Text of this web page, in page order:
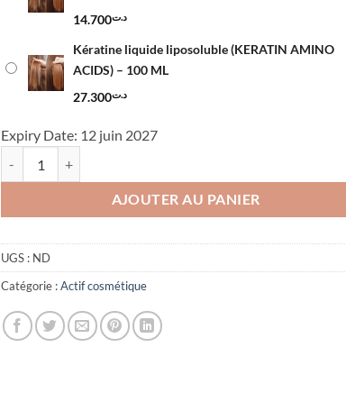
د.ت14.700
Kératine liquide liposoluble (KERATIN AMINO
ACIDS) – 100 ML
د.ت27.300
Expiry Date: 12 juin 2027
AJOUTER AU PANIER
UGS : ND
Catégorie :Actif cosmétique